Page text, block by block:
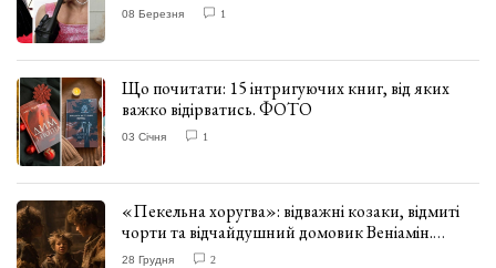
08 Березня 1
Що почитати: 15 інтригуючих книг, від яких
важко відірватись. ФОТО
03 Січня 1
«Пекельна хоругва»: відважні козаки, відмиті
чорти та відчайдушний домовик Веніамін.
ВІДГУК
28 Грудня 2